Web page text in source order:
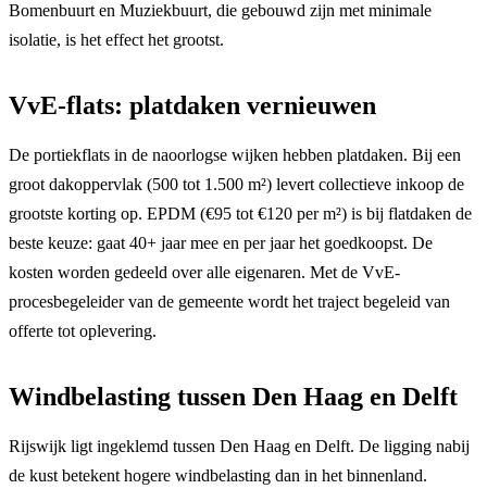
Bomenbuurt en Muziekbuurt, die gebouwd zijn met minimale
isolatie, is het effect het grootst.
VvE-flats: platdaken vernieuwen
De portiekflats in de naoorlogse wijken hebben platdaken. Bij een
groot dakoppervlak (500 tot 1.500 m²) levert collectieve inkoop de
grootste korting op. EPDM (€95 tot €120 per m²) is bij flatdaken de
beste keuze: gaat 40+ jaar mee en per jaar het goedkoopst. De
kosten worden gedeeld over alle eigenaren. Met de VvE-
procesbegeleider van de gemeente wordt het traject begeleid van
offerte tot oplevering.
Windbelasting tussen Den Haag en Delft
Rijswijk ligt ingeklemd tussen Den Haag en Delft. De ligging nabij
de kust betekent hogere windbelasting dan in het binnenland.